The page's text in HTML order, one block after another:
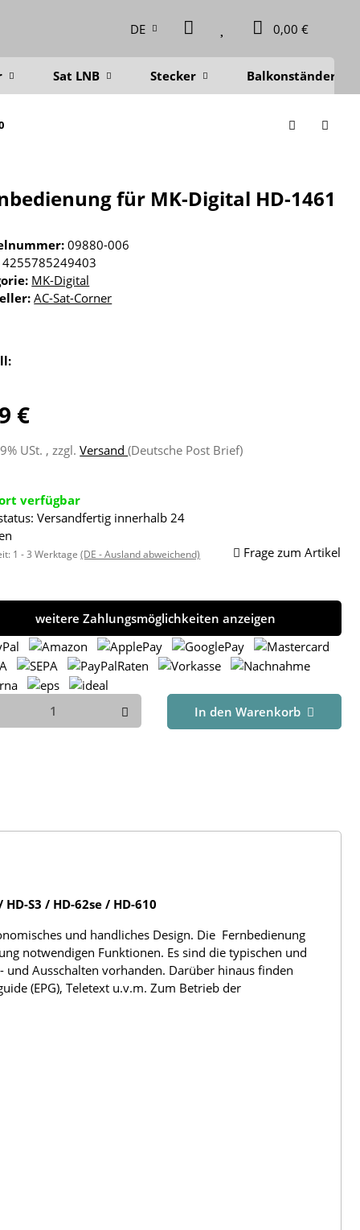
DE 0,00 €
Sat LNB Stecker Balkonständer
für MK-Digital HD-1461
09880-006
4255785249403
MK-Digital
AC-Sat-Corner
€
USt. , zzgl.Versand(Deutsche Post Brief)
verfügbar
Versandfertig innerhalb 24
1 - 3 Werktage(DE - Ausland abweichend) Frage zum Artikel
weitere Zahlungsmöglichkeiten anzeigen
In den Warenkorb
S3 / HD-62se / HD-610
und handliches Design. Die Fernbedienung
notwendigen Funktionen. Es sind die typischen und
und Ausschalten vorhanden. Darüber hinaus finden
(EPG), Teletext u.v.m. Zum Betrieb der